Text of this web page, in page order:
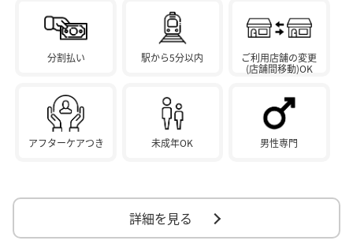
分割払い 駅から5分以内
ご利用店舗の変更
(店舗間移動)OK
アフターケアつき 未成年OK 男性専門
詳細を見る